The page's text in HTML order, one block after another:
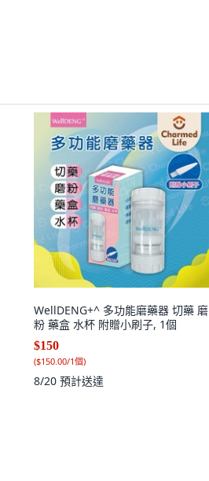
WellDENG+^ 多功能磨藥器 切藥 磨
粉 藥盒 水杯 附贈小刷子, 1個
$150
($150.00/1個)
8/20 預計送達